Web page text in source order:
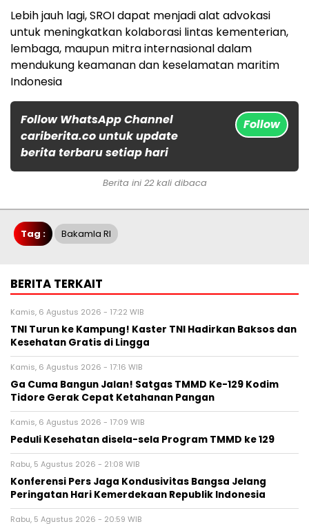
Lebih jauh lagi, SROI dapat menjadi alat advokasi
untuk meningkatkan kolaborasi lintas kementerian,
lembaga, maupun mitra internasional dalam
mendukung keamanan dan keselamatan maritim
Indonesia
Follow WhatsApp Channel
cariberita.co untuk update
berita terbaru setiap hari
Follow
Berita ini 22 kali dibaca
Tag : Bakamla RI
BERITA TERKAIT
Kamis, 6 Agustus 2026 - 17:22 WIB
TNI Turun ke Kampung! Kaster TNI Hadirkan Baksos dan
Kesehatan Gratis di Lingga
Kamis, 6 Agustus 2026 - 17:16 WIB
Ga Cuma Bangun Jalan! Satgas TMMD Ke-129 Kodim
Tidore Gerak Cepat Ketahanan Pangan
Kamis, 6 Agustus 2026 - 17:09 WIB
Peduli Kesehatan disela-sela Program TMMD ke 129
Rabu, 5 Agustus 2026 - 21:08 WIB
Konferensi Pers Jaga Kondusivitas Bangsa Jelang
Peringatan Hari Kemerdekaan Republik Indonesia
Rabu, 5 Agustus 2026 - 20:59 WIB